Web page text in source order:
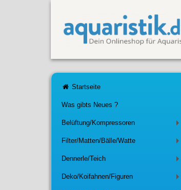
Startseite
Was gibts Neues ?
Belüftung/Kompressoren
Filter/Matten/Bälle/Watte
Dennerle/Teich
Deko/Koifahnen/Figuren